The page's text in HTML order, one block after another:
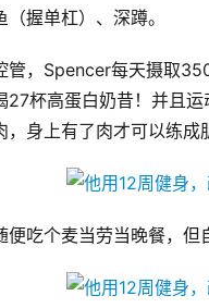
握单杠）、深蹲。
管，Spencer每天摄取
27杯高蛋白奶昔！并且
，身上有了肉才可以练成
便吃个麦当劳当晚餐，但